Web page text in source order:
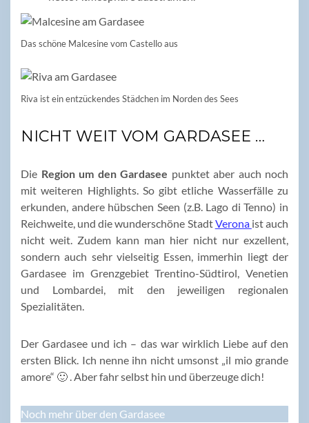
Das schöne Malcesine vom Castello aus
Riva ist ein entzückendes Städchen im Norden des Sees
NICHT WEIT VOM GARDASEE …
Die Region um den Gardasee punktet aber auch noch
mit weiteren Highlights. So gibt etliche Wasserfälle zu
erkunden, andere hübschen Seen (z.B. Lago di Tenno) in
Reichweite, und die wunderschöne StadtVerona ist auch
nicht weit. Zudem kann man hier nicht nur exzellent,
sondern auch sehr vielseitig Essen, immerhin liegt der
Gardasee im Grenzgebiet Trentino-Südtirol, Venetien
und Lombardei, mit den jeweiligen regionalen
Spezialitäten.
Der Gardasee und ich – das war wirklich Liebe auf den
ersten Blick. Ich nenne ihn nicht umsonst „il mio grande
amore“ 🙂 . Aber fahr selbst hin und überzeuge dich!
Noch mehr über den Gardasee